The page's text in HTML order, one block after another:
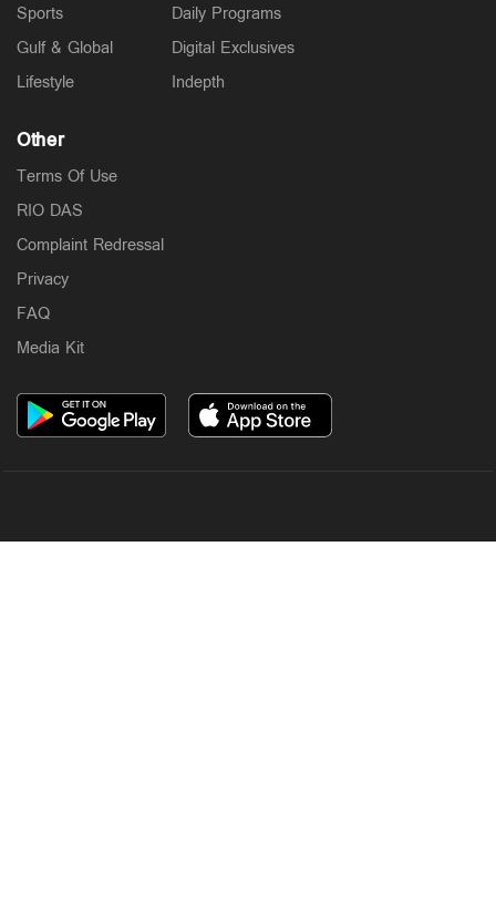
Sports
Gulf & Global
Lifestyle
Daily Programs
Digital Exclusives
Indepth
Other
Terms Of Use
RIO DAS
Complaint Redressal
Privacy
FAQ
Media Kit